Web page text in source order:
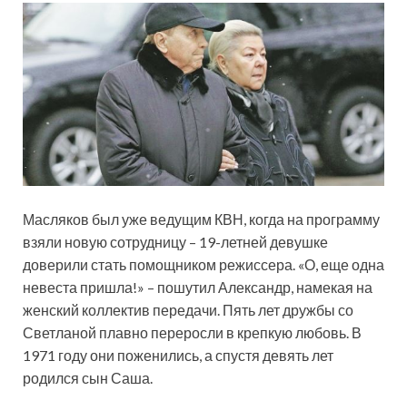
Масляков был уже ведущим КВН, когда на программу
взяли новую сотрудницу – 19-летней девушке
доверили стать помощником режиссера. «О, еще одна
невеста пришла!» – пошутил Александр, намекая на
женский коллектив передачи. Пять лет дружбы со
Светланой плавно переросли в крепкую любовь. В
1971 году они поженились, а спустя девять лет
родился сын Саша.